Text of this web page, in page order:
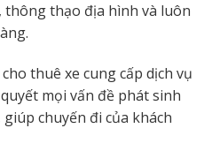
thông thạo địa hình và luôn
thuê xe cung cấp dịch vụ
mọi vấn đề phát sinh
chuyến đi của khách